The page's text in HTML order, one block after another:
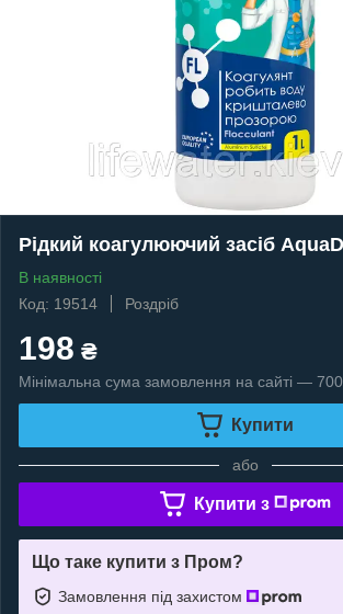
Рідкий коагулюючий засіб
В наявності
Код: 19514
Роздріб
198 ₴
Мінімальна сума замовлення на сайті —
Купити
або
Купити з
Що таке купити з Пром?
Замовлення під захистом